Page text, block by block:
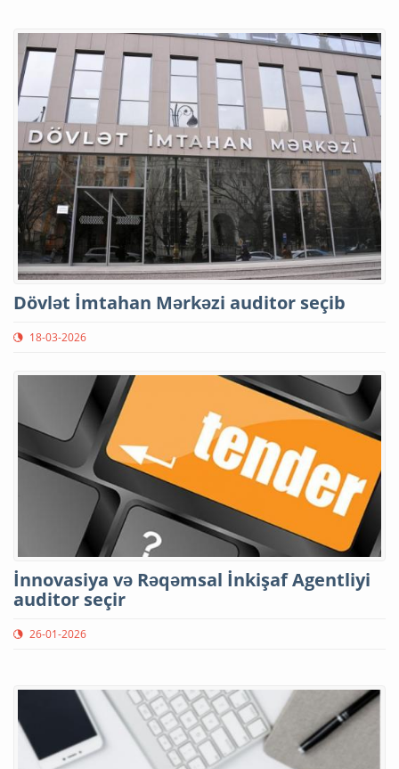
Dövlət İmtahan Mərkəzi auditor seçib
18-03-2026
İnnovasiya və Rəqəmsal İnkişaf Agentliyi
auditor seçir
26-01-2026